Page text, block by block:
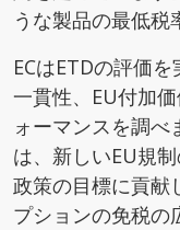
うな製品の最低税
ECはETDの評価
一貫性、EU付加
ォーマンスを調べ
は、新しいEU規
政策の目標に貢献
プションの免税の